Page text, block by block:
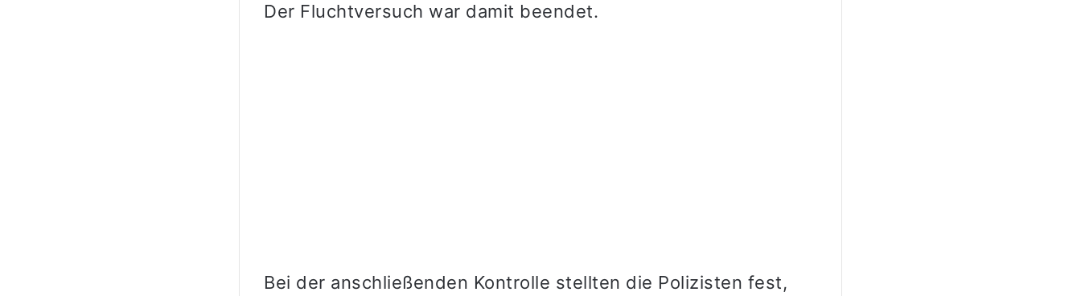
Der Fluchtversuch war damit beendet.
Bei der anschließenden Kontrolle stellten die Polizisten fest,